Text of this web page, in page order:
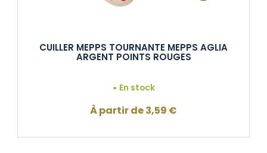
CUILLER MEPPS TOURNANTE MEPPS AGLIA
ARGENT POINTS ROUGES
En stock
À partir de3,59 €